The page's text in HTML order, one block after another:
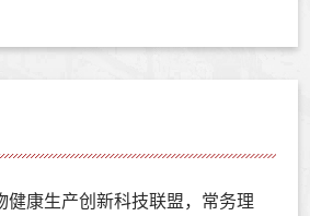
健康生产创新科技联盟，常务理